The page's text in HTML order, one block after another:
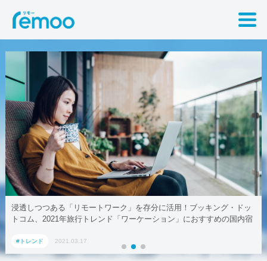
しつつある「リモートワーク」を存分に活用！ブッキング・ドッ
ム、2021年旅行トレンド「ワーケーション」におすすめの国内宿
レンド 2021.03.17